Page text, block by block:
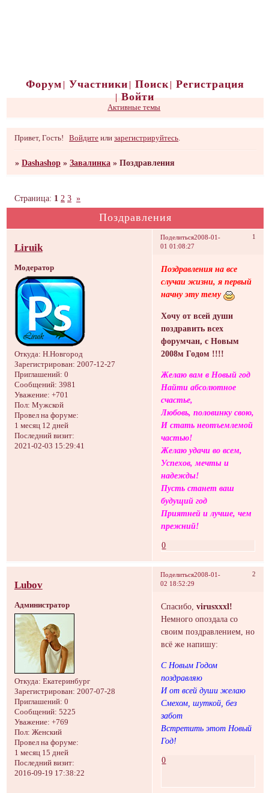
Форум Участники Поиск
Регистрация
Войти
Активные темы
Привет, Гость! Войдите илизарегистрируйтесь
»Dashashop »Завалинка »Поздравления
Поздравления
Страница: 1 2 3 »
Поделиться 1
2008-01-
01 01:08:27
Liruik
Модератор
Откуда: Н.Новгород
Зарегистрирован: 2007-12-27
Приглашений: 0
Сообщений: 3981
Уважение: +701
Пол: Мужской
Провел на форуме:
1 месяц 12 дней
Последний визит:
2021-02-03 15:29:41
Поздравления на все
случаи жизни, я первый
начну эту тему
Хочу от всей души
поздравить всех
форумчан, с Новым
2008м Годом !!!!
Желаю вам в Новый год
Найти абсолютное
счастье,
Любовь, половинку свою,
И стать неотъемлемой
частью!
Желаю удачи во всем,
Успехов, мечты и
надежды!
Пусть станет ваш
будущий год
Приятней и лучше, чем
прежний!
0
Поделиться 2
2008-01-
02 18:52:29
Lubov
Администратор
Откуда: Екатеринбург
Зарегистрирован: 2007-07-28
Приглашений: 0
Сообщений: 5225
Уважение: +769
Пол: Женский
Провел на форуме:
1 месяц 15 дней
Последний визит:
2016-09-19 17:38:22
Спасибо,virusxxxl!
Немного опоздала со
своим поздравлением, но
всё же напишу:
С Новым Годом
поздравляю
И от всей души желаю
Смехом, шуткой, без
забот
Встретить этот Новый
Год!
0